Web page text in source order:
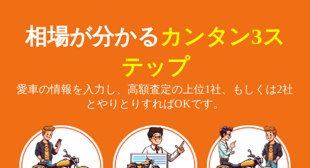
相場が分かる カンタン3ス
テップ
愛車の情報を入力し、高額査定の上位1社、もしくは2社
とやりとりすればOKです。